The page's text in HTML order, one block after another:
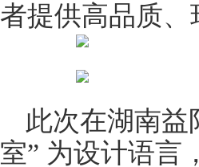
者提供高品质、
此次在湖南益
室” 为设计语言